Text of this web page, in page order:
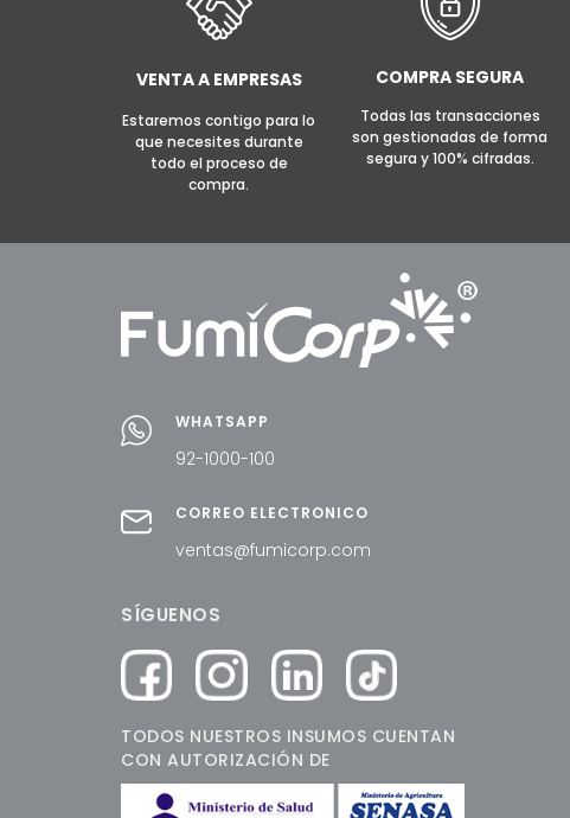
VENTA A EMPRESAS
Estaremos contigo para lo
que necesites durante
todo el proceso de
compra.
COMPRA SEGURA
Todas las transacciones
son gestionadas de forma
segura y 100% cifradas.
WHATSAPP
92-1000-100
CORREO ELECTRÓNICO
ventas@fumicorp.com
SÍGUENOS
TODOS NUESTROS INSUMOS CUENTAN
CON AUTORIZACIÓN DE